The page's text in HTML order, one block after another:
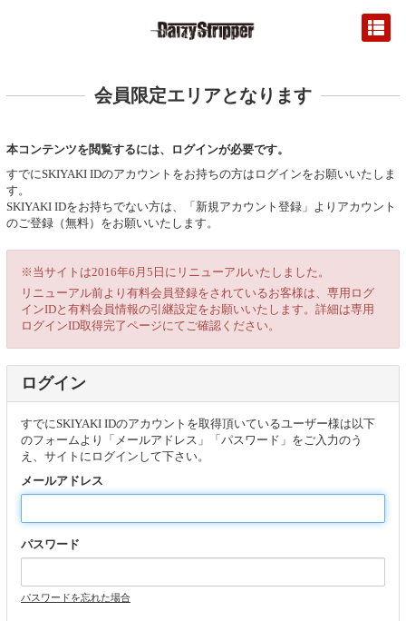
会員限定エリアとなります
本コンテンツを閲覧するには、ログインが必要です。
すでにSKIYAKI IDのアカウントをお持ちの方はログインをお願いいたしま
す。
SKIYAKI IDをお持ちでない方は、「新規アカウント登録」よりアカウント
のご登録（無料）をお願いいたします。
※当サイトは2016年6月5日にリニューアルいたしました。
リニューアル前より有料会員登録をされているお客様は、専用ログ
インIDと有料会員情報の引継設定をお願いいたします。詳細は専用
ログインID取得完了ページにてご確認ください。
ログイン
すでにSKIYAKI IDのアカウントを取得頂いているユーザー様は以下
のフォームより「メールアドレス」「パスワード」をご入力のう
え、サイトにログインして下さい。
メールアドレス
パスワード
パスワードを忘れた場合